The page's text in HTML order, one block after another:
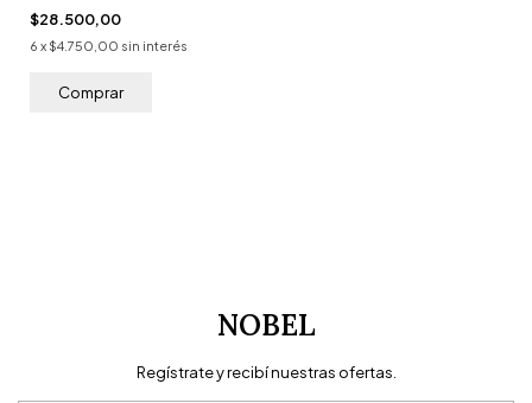
$28.500,00
6 x $4.750,00 sin interés
NOBEL
Regístrate y recibí nuestras ofertas.